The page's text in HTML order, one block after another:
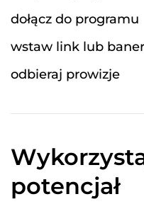
dołącz do programu
wstaw link lub baner
odbieraj prowizje
potencjał